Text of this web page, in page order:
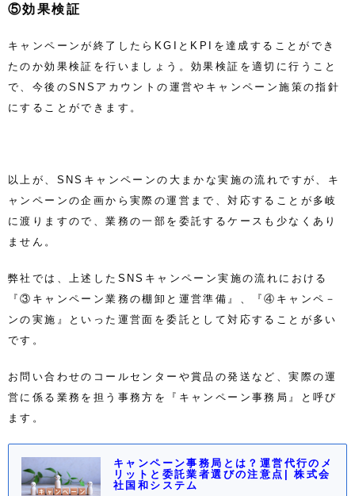
⑤効果検証
キャンペーンが終了したらKGIとKPIを達成することができ
たのか効果検証を行いましょう。効果検証を適切に行うこと
で、今後のSNSアカウントの運営やキャンペーン施策の指針
にすることができます。
以上が、SNSキャンペーンの大まかな実施の流れですが、キ
ャンペーンの企画から実際の運営まで、対応することが多岐
に渡りますので、業務の一部を委託するケースも少なくあり
ません。
弊社では、上述したSNSキャンペーン実施の流れにおける
『③キャンペーン業務の棚卸と運営準備』、『④キャンペ－
ンの実施』といった運営面を委託として対応することが多い
です。
お問い合わせのコールセンターや賞品の発送など、実際の運
営に係る業務を担う事務方を『キャンペーン事務局』と呼び
ます。
キャンペーン事務局とは？運営代行のメ
リットと委託業者選びの注意点| 株式会
社国和システム